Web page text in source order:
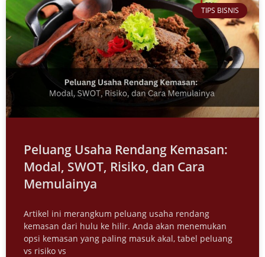
TIPS BISNIS
Peluang Usaha Rendang Kemasan:
Modal, SWOT, Risiko, dan Cara
Memulainya
Artikel ini merangkum peluang usaha rendang
kemasan dari hulu ke hilir. Anda akan menemukan
opsi kemasan yang paling masuk akal, tabel peluang
vs risiko vs